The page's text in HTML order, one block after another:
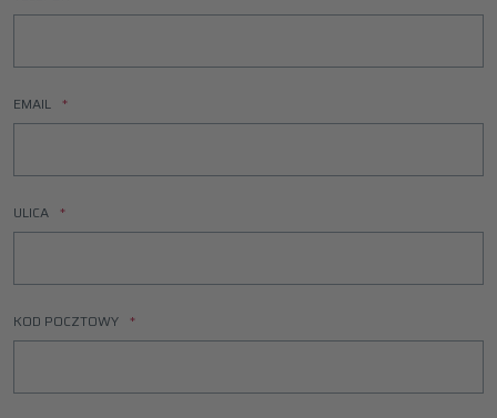
EMAIL
ULICA
KOD POCZTOWY